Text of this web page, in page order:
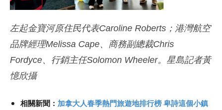
左起金寶河原住民代表Caroline Roberts；港灣航空
品牌經理Melissa Cape、商務副總裁Chris
Fordyce、行銷主任Solomon Wheeler。星島記者黃
憶欣攝
相關新聞： 加拿大人春季熱門旅遊地排行榜 卑詩這個小鎮